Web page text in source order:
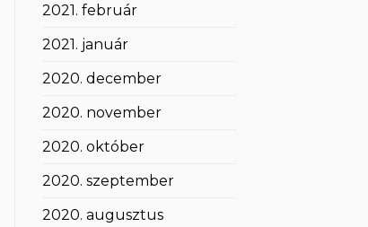
2021. február
2021. január
2020. december
2020. november
2020. október
2020. szeptember
2020. augusztus